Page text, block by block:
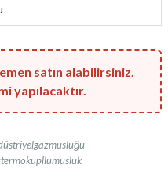
satın alabilirsiniz.
yapılacaktır.